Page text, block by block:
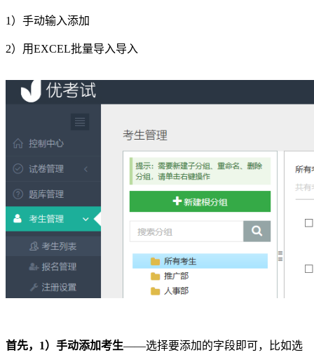
1）手动输入添加
2）用EXCEL批量导入导入
首先，1）手动添加考生——选择要添加的字段即可，比如选